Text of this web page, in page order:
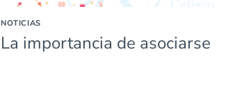
NOTICIAS
La importancia de asociarse